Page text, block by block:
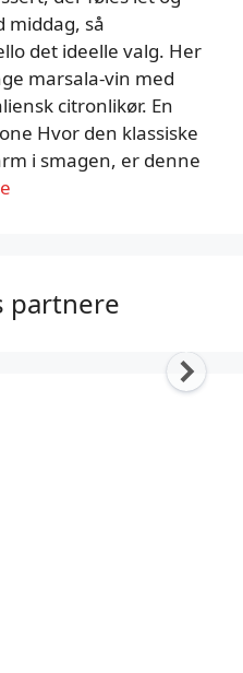
middag, så
det ideelle valg. Her
marsala-vin med
citronlikør. En
Hvor den klassiske
i smagen, er denne
partnere